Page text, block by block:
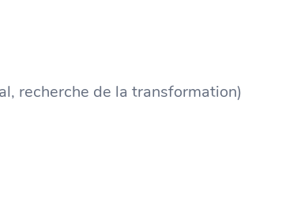
recherche de la transformation)